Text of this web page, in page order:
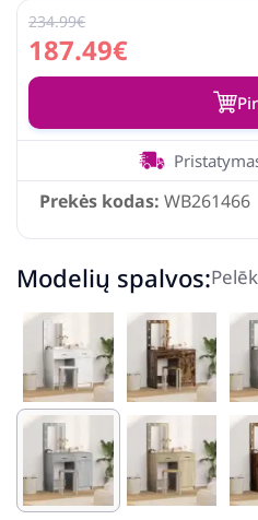
187.49€
234.99€
Prekės kodas: WB261466
Modelių spalvos: